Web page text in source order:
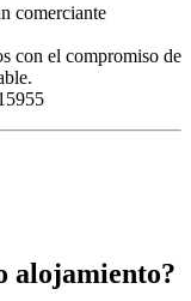
comerciante
con el compromiso de
alojamiento?